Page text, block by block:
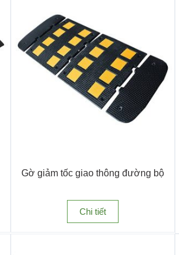
Gờ giảm tốc độ giao thông dành cho mọi
Gờ giảm tốc giao thông đường bộ
Chi tiết